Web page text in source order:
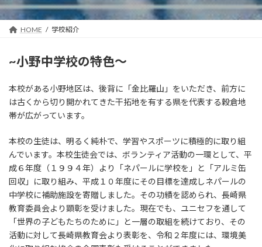
HOME 学校紹介
~小野中学校の特色〜
本校がある小野地区は、後背に「金比羅山」をいただき、前方に
は古くから切り開かれてきた干拓地を有する県を代表する穀倉地
帯が広がっています。
本校の生徒は、明るく純朴で、学習やスポーツに積極的に取り組
んでいます。本校生徒会では、ボランティア活動の一環として、平
成６年度（１９９４年）より「ネパールに学校を」と「アルミ缶
回収」に取り組み、平成１０年度にその目標を達成しネパールの
中学校に補助施設を寄贈しました。その功績を認められ、長崎県
教育委員会より顕彰を受けました。現在でも、ユニセフを通して
「世界の子どもたちのために」と一層の取組を続けており、その
活動に対して長崎県教育会より表彰を、令和２年度には、環境美